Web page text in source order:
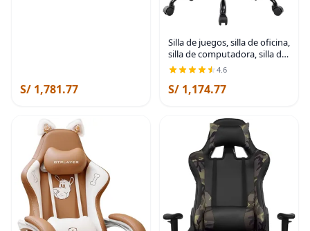
S/ 1,781.77
Silla de juegos, silla de oficina,
silla de computadora, silla de
carreras ergonómica para
videojuegos para niños,
adolescentes y adultos, silla
4.6
S/ 1,174.77